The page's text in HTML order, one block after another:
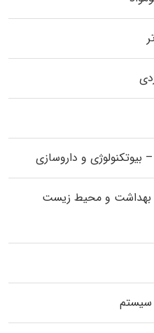
و داروسازی
بهداشت و محیط زیست
سیستم